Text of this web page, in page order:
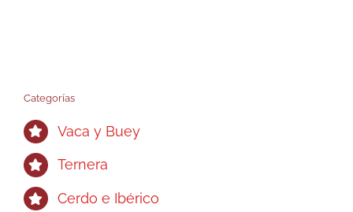
pueden
elegir
en
la
página
de
Categorías
Vaca y Buey
Ternera
Cerdo e Ibérico